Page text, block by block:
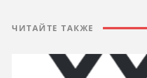
ЧИТАЙТЕ ТАКЖЕ